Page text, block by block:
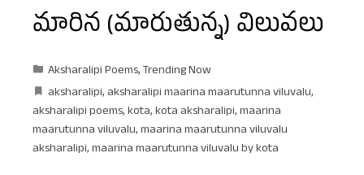
మారిన (మారుతున్న) విలువలు
Aksharalipi Poems,Trending Now
aksharalipi, aksharalipi maarina maarutunna viluvalu,
aksharalipi poems,kota,kota aksharalipi,maarina
maarutunna viluvalu,maarina maarutunna viluvalu
aksharalipi,maarina maarutunna viluvalu by kota